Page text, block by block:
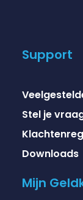
Support
Stel je
Downloads
Mijn